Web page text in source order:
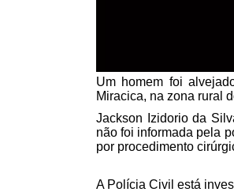
Um homem foi
Miracica, na zona rural
Jackson Izidorio da
não foi informada pela
por procedimento
A Polícia Civil está